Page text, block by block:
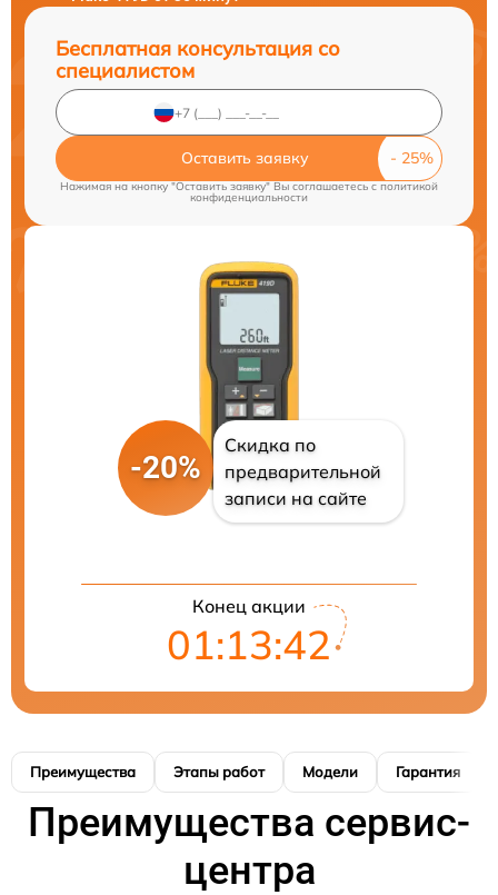
Бесплатная консультация со
специалистом
Оставить заявку
Нажимая на кнопку "Оставить заявку" Вы соглашаетесь cполитикой
конфиденциальности
-20%
Скидка по
предварительной
записи на сайте
Конец акции
01:13:41
Преимущества Этапы работ Модели Гарантия
Преимущества сервис-
центра